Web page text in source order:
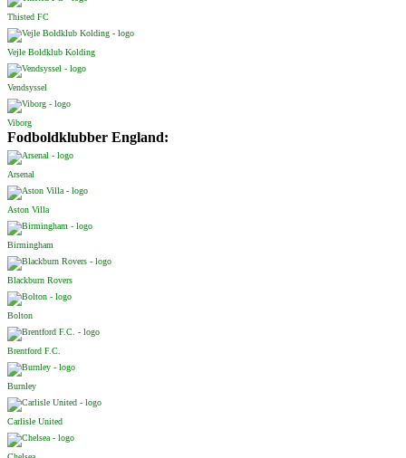
Thisted FC
Vejle Boldklub Kolding
Vendsyssel
Viborg
Fodboldklubber England:
Arsenal
Aston Villa
Birmingham
Blackburn Rovers
Bolton
Brentford F.C.
Burnley
Carlisle United